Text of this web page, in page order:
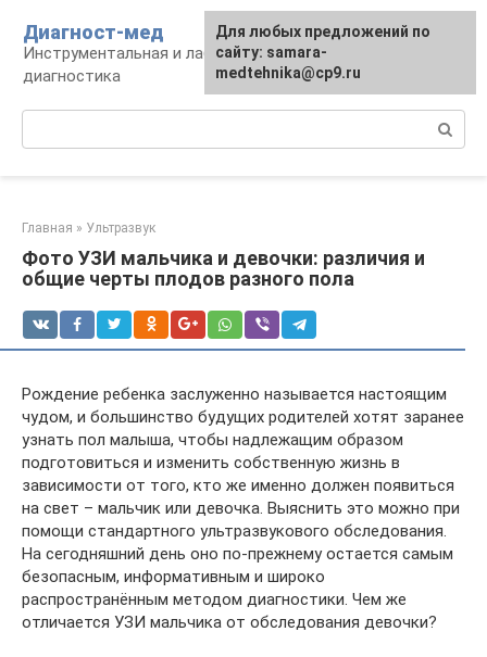
контенту
Диагност-мед
Инструментальная и лабораторная
диагностика
Главная » Ультразвук
Фото УЗИ мальчика и девочки: различия и
общие черты плодов разного пола
Рождение ребенка заслуженно называется настоящим
чудом, и большинство будущих родителей хотят заранее
узнать пол малыша, чтобы надлежащим образом
подготовиться и изменить собственную жизнь в
зависимости от того, кто же именно должен появиться
на свет – мальчик или девочка. Выяснить это можно при
помощи стандартного ультразвукового обследования.
На сегодняшний день оно по-прежнему остается самым
безопасным, информативным и широко
распространённым методом диагностики. Чем же
отличается УЗИ мальчика от обследования девочки?
Для любых предложений по
сайту: samara-
medtehnika@cp9.ru